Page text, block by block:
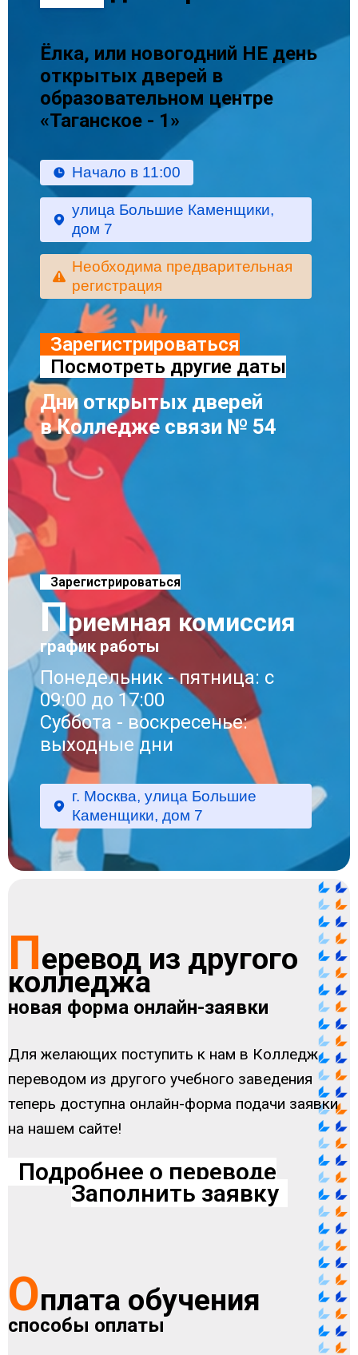
Ёлка, или новогодний НЕ день
открытых дверей в
образовательном центре
«Таганское - 1»
Начало в 11:00
улица Большие Каменщики,
дом 7
Необходима предварительная
регистрация
Зарегистрироваться
Посмотреть другие даты
Дни открытых дверей
в Колледже связи № 54
Зарегистрироваться
Приемная комиссия
график работы
Понедельник - пятница: с
09:00 до 17:00
Суббота - воскресенье:
выходные дни
г. Москва, улица Большие
Каменщики, дом 7
Перевод из другого
колледжа
новая форма онлайн-заявки
Для желающих поступить к нам в Колледж
переводом из другого учебного заведения
теперь доступна онлайн-форма подачи заявки
на нашем сайте!
Подробнее о переводе
Заполнить заявку
Оплата обучения
способы оплаты